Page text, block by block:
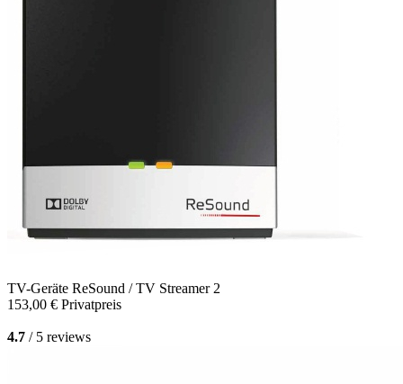
TV-Geräte ReSound / TV Streamer 2
153,00 € Privatpreis
4.7 / 5 reviews